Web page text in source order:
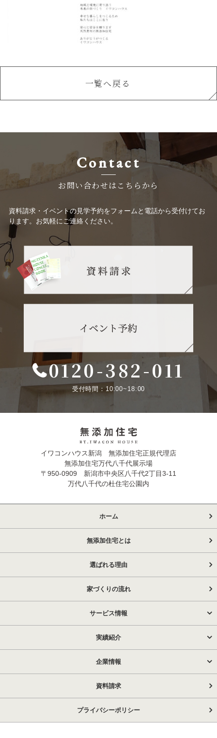
一覧へ戻る
Contact
お問い合わせはこちらから
資料請求・イベントの見学予約をフォームと電話から受付けてお
ります。お気軽にご連絡ください。
0120-382-011
受付時間：10:00~18:00
イワコンハウス新潟 無添加住宅正規代理店
無添加住宅万代八千代展示場
〒950-0909 新潟市中央区八千代2丁目3-11
万代八千代の杜住宅公園内
ホーム
無添加住宅とは
選ばれる理由
家づくりの流れ
サービス情報
実績紹介
企業情報
資料請求
プライバシーポリシー